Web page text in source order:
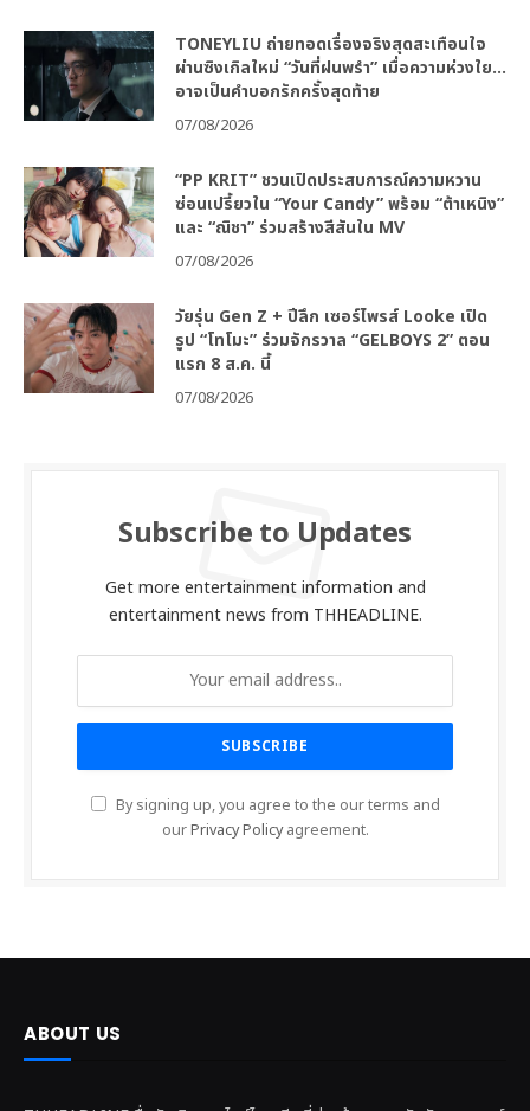
TONEYLIU ถ่ายทอดเรื่องจริงสุดสะเทือนใจ
ผ่านซิงเกิลใหม่ “วันที่ฝนพรำ” เมื่อความห่วงใย…
อาจเป็นคำบอกรักครั้งสุดท้าย
07/08/2026
“PP KRIT” ชวนเปิดประสบการณ์ความหวาน
ซ่อนเปรี้ยวใน “Your Candy” พร้อม “ต้าเหนิง”
และ “ณิชา” ร่วมสร้างสีสันใน MV
07/08/2026
วัยรุ่น Gen Z + ปีลึก เซอร์ไพรส์ Looke เปิด
รูป “โทโมะ” ร่วมจักรวาล “GELBOYS 2” ตอน
แรก 8 ส.ค. นี้
07/08/2026
Subscribe to Updates
Get more entertainment information and
entertainment news from THHEADLINE.
By signing up, you agree to the our terms and
ourPrivacy Policyagreement.
ABOUT US